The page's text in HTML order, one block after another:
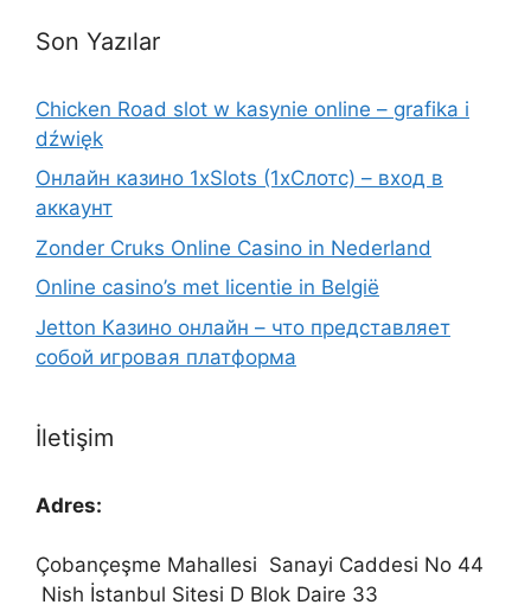
Son Yazılar
Chicken Road slot w kasynie online – grafika i
dźwięk
Онлайн казино 1xSlots (1хСлотс) – вход в
аккаунт
Zonder Cruks Online Casino in Nederland
Online casino’s met licentie in België
Jetton Казино онлайн – что представляет
собой игровая платформа
İletişim
Adres:
Çobançeşme Mahallesi Sanayi Caddesi No 44
Nish İstanbul Sitesi D Blok Daire 33